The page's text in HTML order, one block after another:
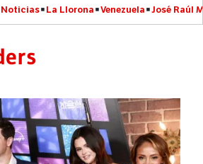
La Llorona Venezuela José Raúl